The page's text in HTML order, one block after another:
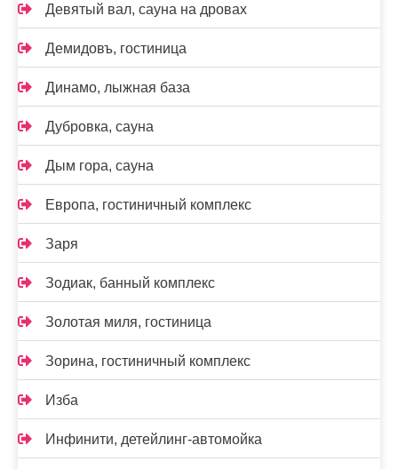
Девятый вал, сауна на дровах
Демидовъ, гостиница
Динамо, лыжная база
Дубровка, сауна
Дым гора, сауна
Европа, гостиничный комплекс
Заря
Зодиак, банный комплекс
Золотая миля, гостиница
Зорина, гостиничный комплекс
Изба
Инфинити, детейлинг-автомойка